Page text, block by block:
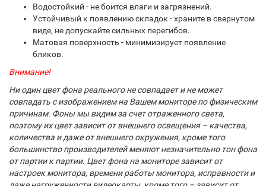
Водостойкий - не боится влаги и загрязнений.
Устойчивый к появлению складок - храните в свернутом
виде, не допускайте сильных перегибов.
Матовая поверхность - минимизирует появление
бликов.
Внимание!
Ни один цвет фона реального не совпадает и не может
совпадать с изображением на Вашем мониторе по физическим
причинам. Фоны мы видим за счет отраженного света,
поэтому их цвет зависит от внешнего освещения – качества,
количества и даже от внешнего окружения, кроме того
большинство производителей меняют незначительно тон фона
от партии к партии. Цвет фона на мониторе зависит от
настроек монитора, времени работы монитора, исправности и